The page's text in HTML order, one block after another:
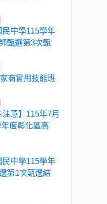
民中學115學年
甄選第3次甄
商實用技能班
注意】115年7月
度彰化區高
民中學115學年
第1次甄選結